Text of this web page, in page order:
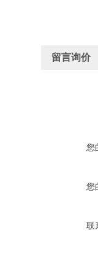
留言询价
您
您
联